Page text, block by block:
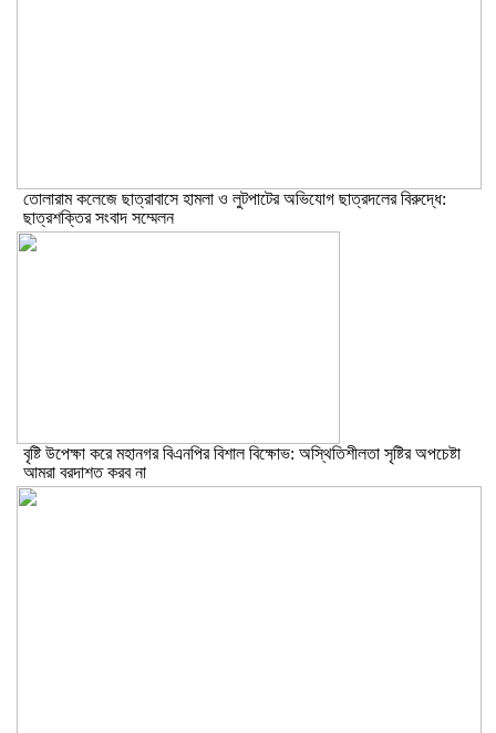
তোলারাম কলেজে ছাত্রাবাসে হামলা ও লুটপাটের অভিযোগ ছাত্রদলের বিরুদ্ধে:
ছাত্রশক্তির সংবাদ সম্মেলন
বৃষ্টি উপেক্ষা করে মহানগর বিএনপির বিশাল বিক্ষোভ: অস্থিতিশীলতা সৃষ্টির অপচেষ্টা
আমরা বরদাশত করব না